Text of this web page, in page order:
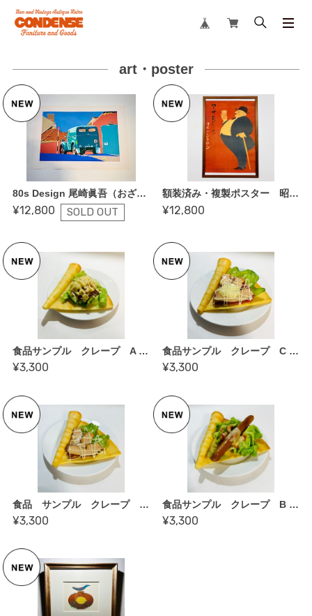
art・poster
80s Design 尾崎眞吾（おざき しんご）「Quiet Sidestreet」 W 77cm H 52.6cm ポスター
¥12,800 SOLD OUT
額装済み・複製ポスター 昭和レトロ アサヒビール＆リボンシトロン 大日本麦酒 木製フレーム入り
¥12,800
食品サンプル クレープ A シーチキンマヨ
¥3,300
食品サンプル クレープ C チキンマヨチーズ
¥3,300
食品 サンプル クレープ D マヨチキン
¥3,300
食品サンプル クレープ B チーズウィンナー
¥3,300